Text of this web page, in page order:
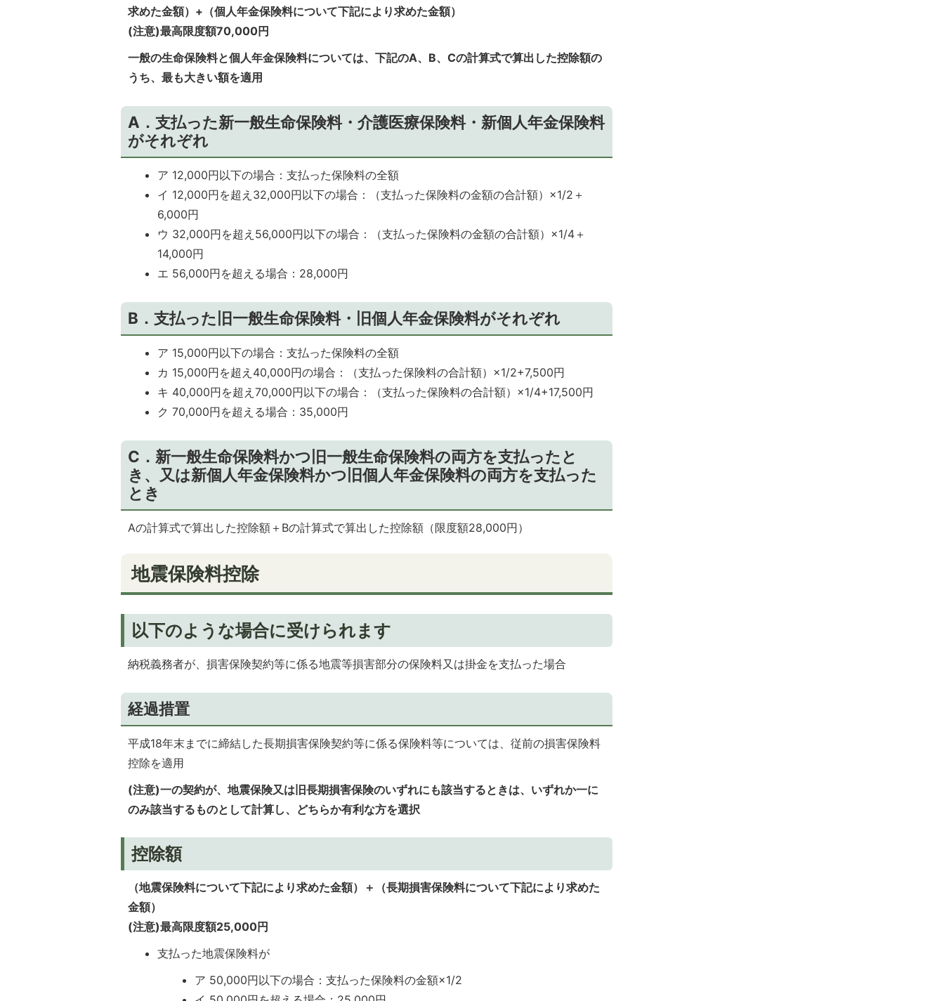
求めた金額）+（個人年金保険料について下記により求めた金額）
(注意)最高限度額70,000円
一般の生命保険料と個人年金保険料については、下記のA、B、Cの計算式で算出した控除額の
うち、最も大きい額を適用
A．支払った新一般生命保険料・介護医療保険料・新個人年金保険料
がそれぞれ
ア 12,000円以下の場合：支払った保険料の全額
イ 12,000円を超え32,000円以下の場合：（支払った保険料の金額の合計額）×1/2＋
6,000円
ウ 32,000円を超え56,000円以下の場合：（支払った保険料の金額の合計額）×1/4＋
14,000円
エ 56,000円を超える場合：28,000円
B．支払った旧一般生命保険料・旧個人年金保険料がそれぞれ
ア 15,000円以下の場合：支払った保険料の全額
カ 15,000円を超え40,000円の場合：（支払った保険料の合計額）×1/2+7,500円
キ 40,000円を超え70,000円以下の場合：（支払った保険料の合計額）×1/4+17,500円
ク 70,000円を超える場合：35,000円
C．新一般生命保険料かつ旧一般生命保険料の両方を支払ったと
き、又は新個人年金保険料かつ旧個人年金保険料の両方を支払った
とき
Aの計算式で算出した控除額＋Bの計算式で算出した控除額（限度額28,000円）
地震保険料控除
以下のような場合に受けられます
納税義務者が、損害保険契約等に係る地震等損害部分の保険料又は掛金を支払った場合
経過措置
平成18年末までに締結した長期損害保険契約等に係る保険料等については、従前の損害保険料
控除を適用
(注意)一の契約が、地震保険又は旧長期損害保険のいずれにも該当するときは、いずれか一に
のみ該当するものとして計算し、どちらか有利な方を選択
控除額
（地震保険料について下記により求めた金額）＋（長期損害保険料について下記により求めた
金額）
(注意)最高限度額25,000円
支払った地震保険料が
ア 50,000円以下の場合：支払った保険料の金額×1/2